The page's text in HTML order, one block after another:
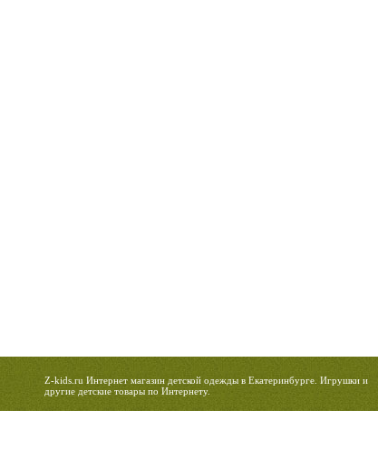
Z-kids.ru Интернет магазин детской одежды в Екатеринбурге. Игрушки и
другие детские товары по Интернету.